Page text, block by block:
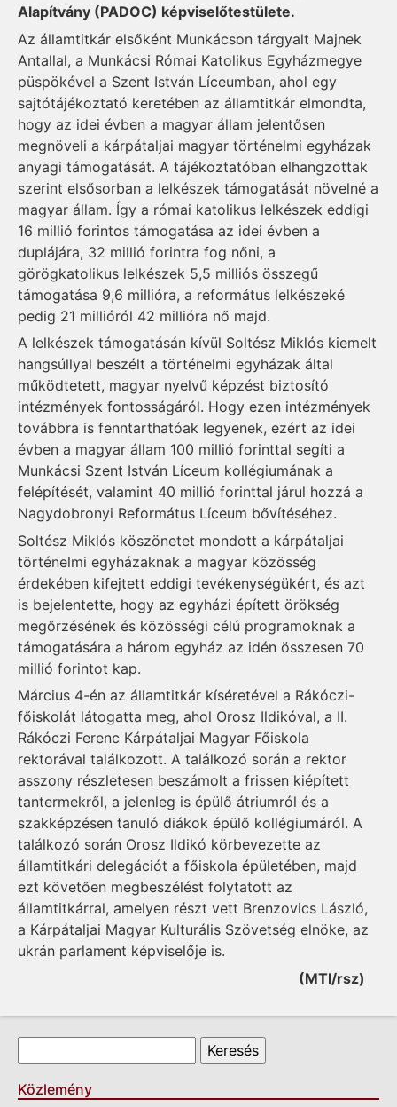
Alapítvány (PADOC) képviselőtestülete.
Az államtitkár elsőként Mun­kácson tárgyalt Maj­nek
Antallal, a Munkácsi Ró­mai Katolikus Egyházmegye
püs­pökével a Szent István Líceumban, ahol egy
sajtótájékoztató keretében az államtitkár elmondta,
hogy az idei évben a magyar állam jelentősen
megnöveli a kárpátaljai magyar történelmi egyházak
anyagi támogatását. A tájékoztatóban elhangzottak
szerint elsősorban a lelkészek támogatását növelné a
magyar állam. Így a római katolikus lelkészek eddigi
16 millió forintos támogatása az idei évben a
duplájára, 32 millió forintra fog nőni, a
görögkatolikus lelkészek 5,5 milliós összegű
támogatása 9,6 millióra, a református lelkészeké
pedig 21 millióról 42 millióra nő majd.
A lelkészek támogatásán kívül Soltész Miklós kiemelt
hangsúllyal beszélt a történelmi egyházak által
működtetett, magyar nyelvű képzést biztosító
intézmények fontosságáról. Hogy ezen intézmények
továbbra is fenntarthatóak legyenek, ezért az idei
évben a magyar állam 100 millió forinttal segíti a
Munkácsi Szent István Líceum kollégiumának a
felépítését, valamint 40 millió forinttal járul hozzá a
Nagydobronyi Református Líceum bővítéséhez.
Soltész Miklós köszönetet mondott a kárpátaljai
történelmi egyházaknak a magyar közösség
érdekében kifejtett eddigi tevékenységükért, és azt
is bejelentette, hogy az egyházi épített örökség
megőrzésének és közösségi célú programoknak a
támogatására a három egyház az idén összesen 70
millió forintot kap.
Március 4-én az államtitkár kíséretével a Rákóczi-
főiskolát látogatta meg, ahol Orosz Ildikóval, a II.
Rákóczi Ferenc Kárpátaljai Magyar Főiskola
rektorával találkozott. A találkozó során a rektor
asszony részletesen beszámolt a frissen kiépített
tantermekről, a jelenleg is épülő átriumról és a
szakképzésen tanuló diákok épülő kollégiumáról. A
találkozó során Orosz Ildikó körbevezette az
államtitkári delegációt a főiskola épületében, majd
ezt követően megbeszélést folytatott az
államtitkárral, amelyen részt vett Brenzovics László,
a Kárpátaljai Magyar Kulturális Szövetség elnöke, az
ukrán parlament képviselője is.
(MTI/rsz)
Keresés űrlap
Közlemény